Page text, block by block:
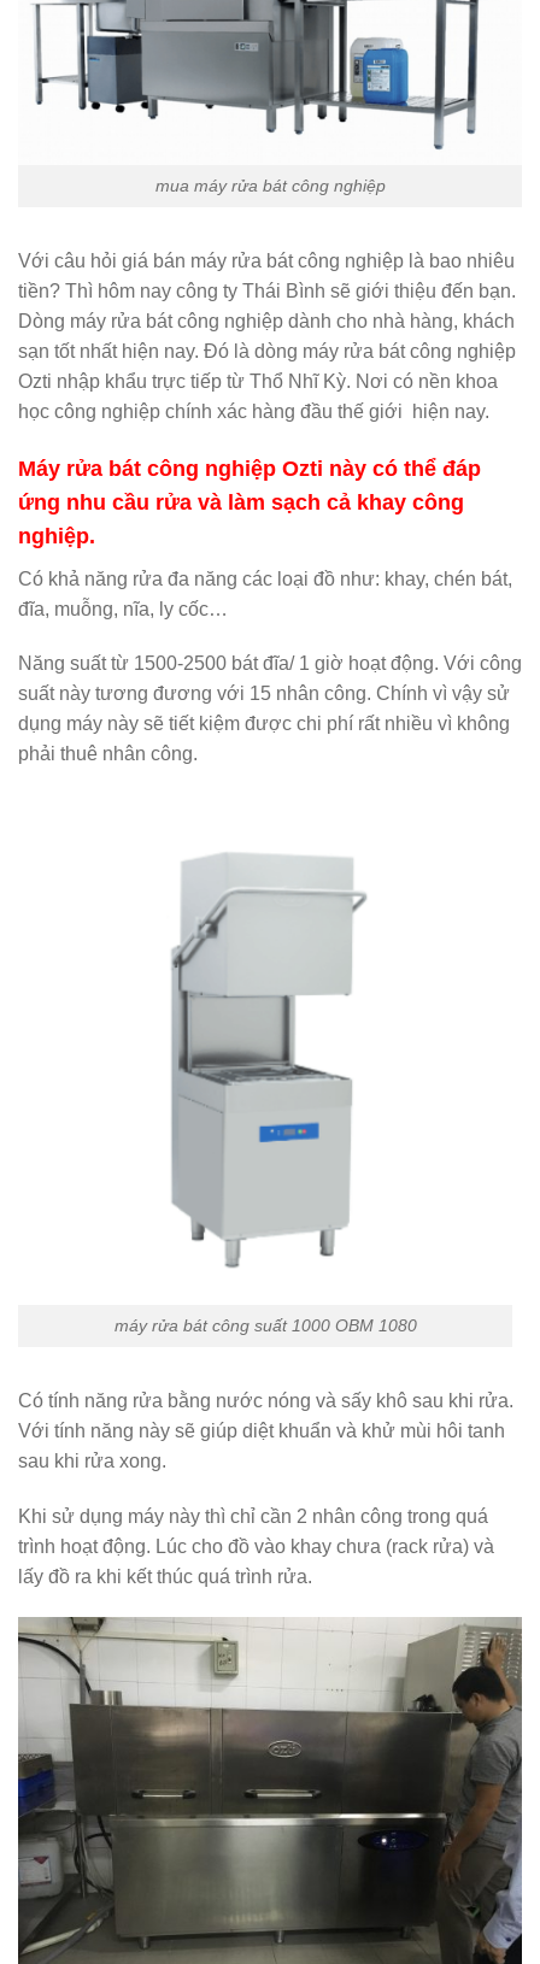
mua máy rửa bát công nghiệp
Với câu hỏi giá bán máy rửa bát công nghiệp là bao nhiêu
tiền? Thì hôm nay công ty Thái Bình sẽ giới thiệu đến bạn.
Dòng máy rửa bát công nghiệp dành cho nhà hàng, khách
sạn tốt nhất hiện nay. Đó là dòng máy rửa bát công nghiệp
Ozti nhập khẩu trực tiếp từ Thổ Nhĩ Kỳ. Nơi có nền khoa
học công nghiệp chính xác hàng đầu thế giới hiện nay.
Máy rửa bát công nghiệp Ozti này có thể đáp
ứng nhu cầu rửa và làm sạch cả khay công
nghiệp.
Có khả năng rửa đa năng các loại đồ như: khay, chén bát,
đĩa, muỗng, nĩa, ly cốc…
Năng suất từ 1500-2500 bát đĩa/ 1 giờ hoạt động. Với công
suất này tương đương với 15 nhân công. Chính vì vậy sử
dụng máy này sẽ tiết kiệm được chi phí rất nhiều vì không
phải thuê nhân công.
máy rửa bát công suất 1000 OBM 1080
Có tính năng rửa bằng nước nóng và sấy khô sau khi rửa.
Với tính năng này sẽ giúp diệt khuẩn và khử mùi hôi tanh
sau khi rửa xong.
Khi sử dụng máy này thì chỉ cần 2 nhân công trong quá
trình hoạt động. Lúc cho đồ vào khay chưa (rack rửa) và
lấy đồ ra khi kết thúc quá trình rửa.